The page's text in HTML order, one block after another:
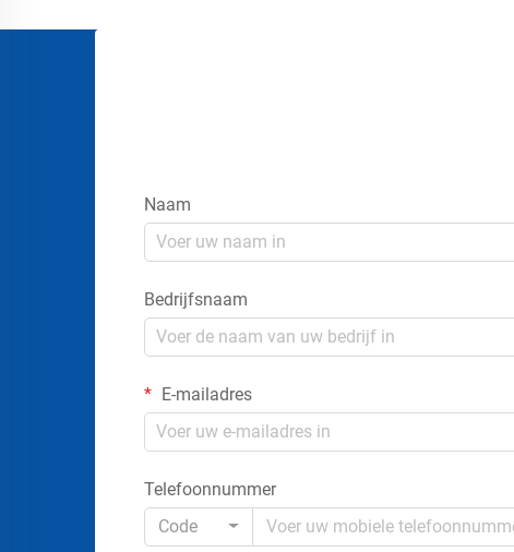
Naam
Bedrijfsnaam
E-mailadres
Telefoonnummer
Code